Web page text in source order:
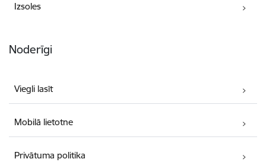
Izsoles
Noderīgi
Viegli lasīt
Mobilā lietotne
Privātuma politika